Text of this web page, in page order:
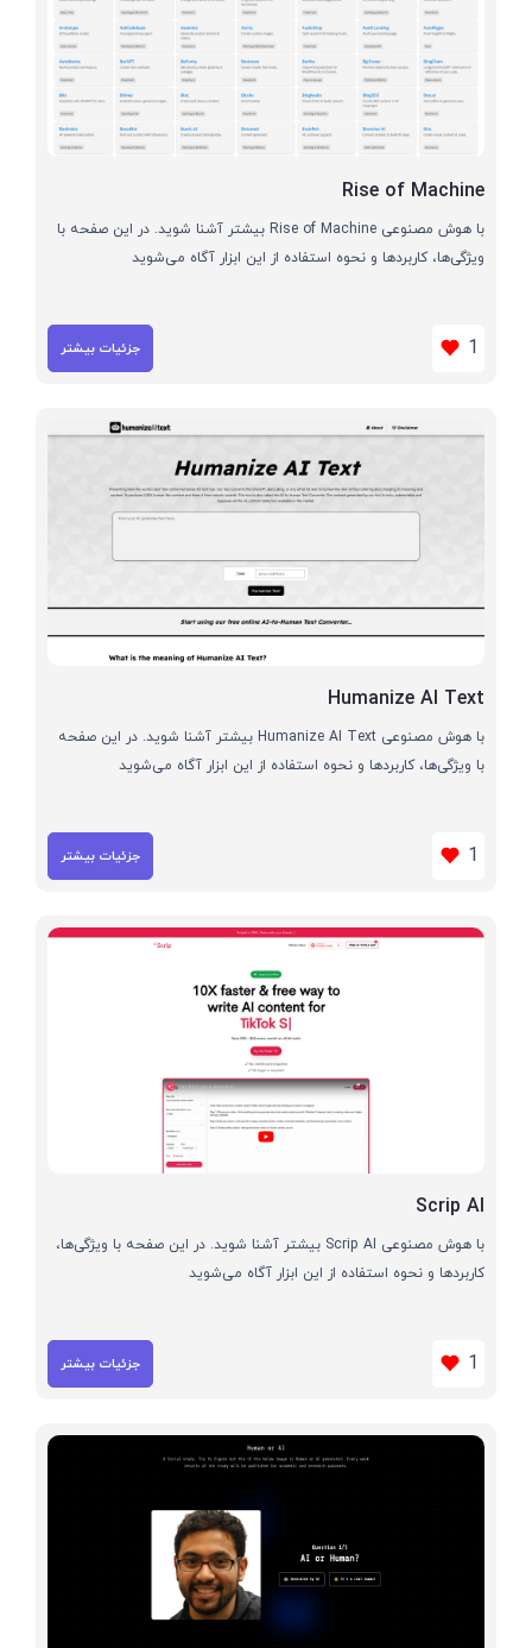
Rise of Machine
با هوش مصنوعی Rise of Machine بیشتر آشنا شوید. در این صفحه با
ویژگی‌ها، کاربردها و نحوه استفاده از این ابزار آگاه می‌شوید
1 جزئیات بیشتر
Humanize AI Text
با هوش مصنوعی Humanize AI Text بیشتر آشنا شوید. در این صفحه
با ویژگی‌ها، کاربردها و نحوه استفاده از این ابزار آگاه می‌شوید
1 جزئیات بیشتر
Scrip AI
با هوش مصنوعی Scrip AI بیشتر آشنا شوید. در این صفحه با ویژگی‌ها،
کاربردها و نحوه استفاده از این ابزار آگاه می‌شوید
1 جزئیات بیشتر